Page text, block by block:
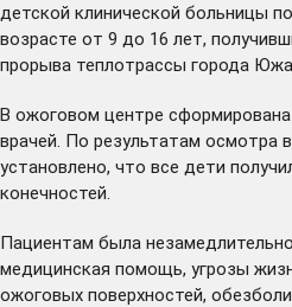
детской клинической больницы
возрасте от 9 до 16 лет,
прорыва теплотрассы города Южа.
В ожоговом центре
врачей. По результатам осмотра
установлено, что все дети
конечностей.
Пациентам была
медицинская помощь, угрозы
ожоговых поверхностей,